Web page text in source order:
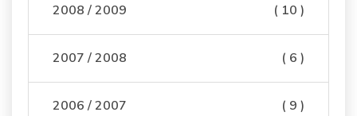
2008 / 2009 ( 10 )
2007 / 2008 ( 6 )
2006 / 2007 ( 9 )